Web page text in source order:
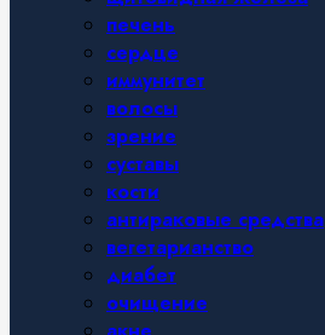
печень
сердце
иммунитет
волосы
зрение
суставы
кости
антираковые средства
вегетарианство
диабет
очищение